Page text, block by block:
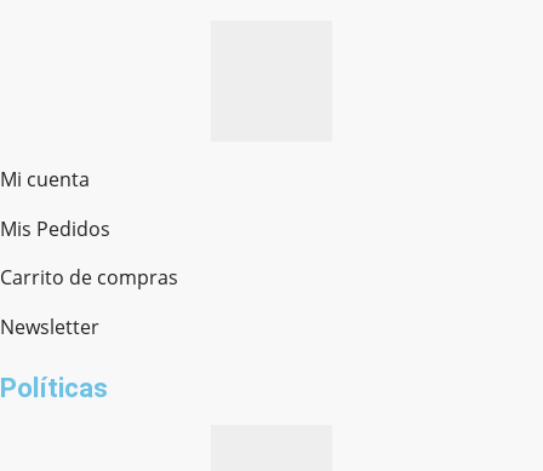
Mi cuenta
Mis Pedidos
Carrito de compras
Newsletter
Políticas